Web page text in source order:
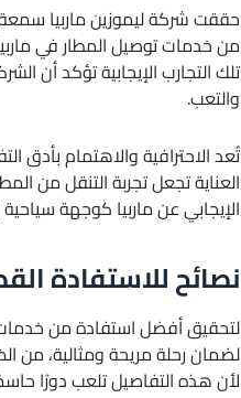
حققت شركة ليموزين ماربيا سمعة
من خدمات توصيل المطار في
تلك التجارب الإيجابية تؤكد أن
والتعب.
تُعد الاحترافية والاهتمام
العناية تجعل تجربة التنقل من
الإيجابي عن ماربيا كوجهة سياحية
نصائح للاستفادة
لتحقيق أفضل استفادة من خدمات
لضمان رحلة مريحة ومثالية، من
لأن هذه التفاصيل تلعب دورًا